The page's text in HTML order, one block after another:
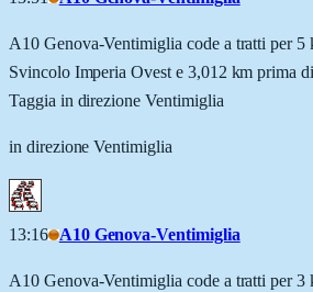
A10 Genova-Ventimiglia code a tratti per 5
Svincolo Imperia Ovest e 3,012 km prima
Taggia in direzione Ventimiglia
in direzione Ventimiglia
13:16 A10 Genova-Ventimiglia
A10 Genova-Ventimiglia code a tratti per 3